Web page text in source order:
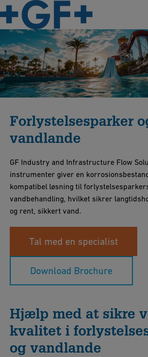
Forlystelsesparker
vandlande
GF Industry and Infrastructure Flow
instrumenter giver en
kompatibel løsning til
vandbehandling, hvilket sikrer
og rent, sikkert vand.
Tal med en specialist
Download Brochure
Hjælp med at sikre
kvalitet i
og vandlande